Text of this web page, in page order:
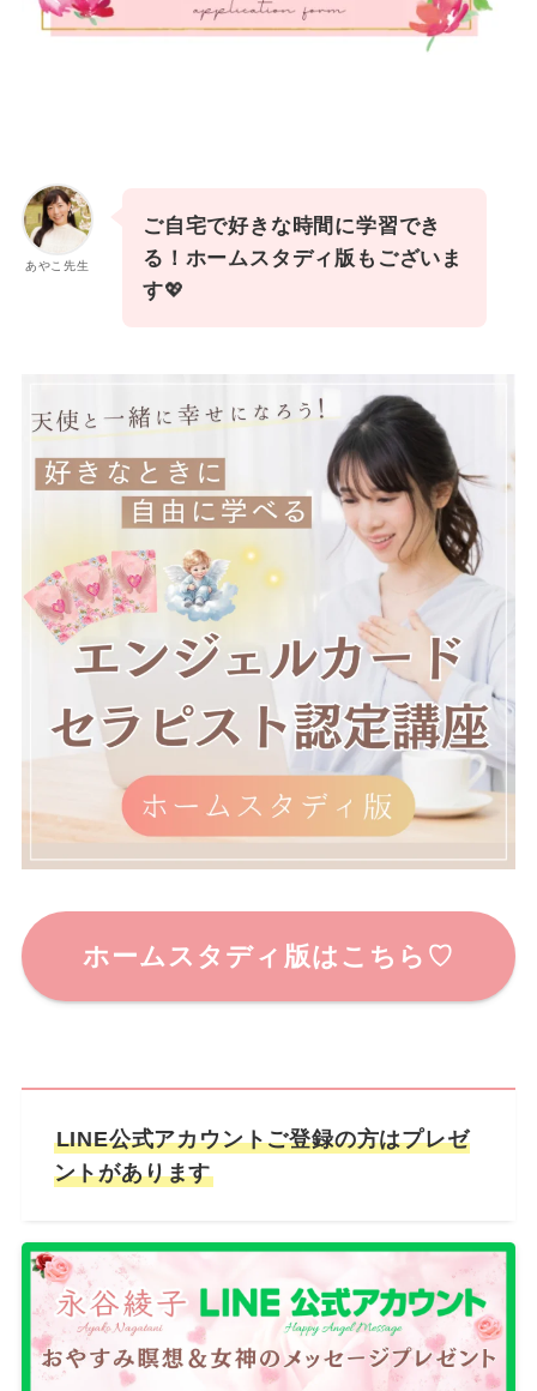
あやこ先生
ご自宅で好きな時間に学習でき
る！ホームスタディ版もございま
す💖
ホームスタディ版はこちら♡
LINE公式アカウントご登録の方はプレゼ
ントがあります